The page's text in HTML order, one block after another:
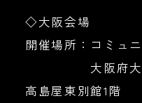
◇大阪会場
開催場所：コミュ
大阪府大阪市
高島屋東別館1階